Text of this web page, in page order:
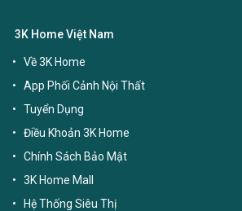
3K Home Việt Nam
Về 3K Home
App Phối Cảnh Nội Thất
Tuyển Dụng
Điều Khoản 3K Home
Chính Sách Bảo Mật
3K Home Mall
Hệ Thống Siêu Thị